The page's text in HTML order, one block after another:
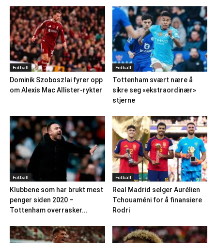
Fotball
Dominik Szoboszlai fyrer opp
om Alexis Mac Allister-rykter
Fotball
Tottenham svært nære å
sikre seg «ekstraordinær»
stjerne
Fotball
Klubbene som har brukt mest
penger siden 2020 –
Tottenham overrasker...
Fotball
Real Madrid selger Aurélien
Tchouaméni for å finansiere
Rodri